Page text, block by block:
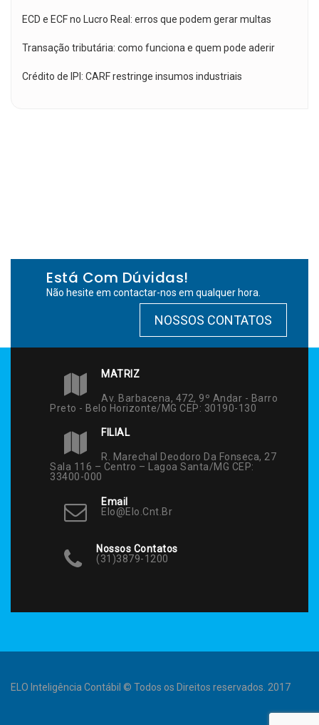
ECD e ECF no Lucro Real: erros que podem gerar multas
Transação tributária: como funciona e quem pode aderir
Crédito de IPI: CARF restringe insumos industriais
Está Com Dúvidas!
Não hesite em contactar-nos em qualquer hora.
NOSSOS CONTATOS
MATRIZ
Av. Barbacena, 472, 9º Andar - Barro
Preto - Belo Horizonte/MG CEP: 30190-130
FILIAL
R. Marechal Deodoro Da Fonseca, 27
Sala 116 – Centro – Lagoa Santa/MG CEP:
33400-000
Email
Elo@elo.cnt.br
Nossos Contatos
(31)3879-1200
ELO Inteligência Contábil © Todos os Direitos reservados. 2017